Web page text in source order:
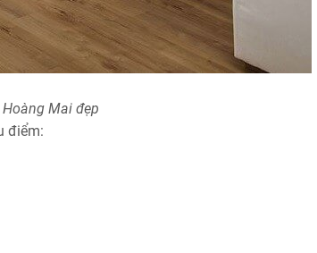
Mai đẹp
điểm: